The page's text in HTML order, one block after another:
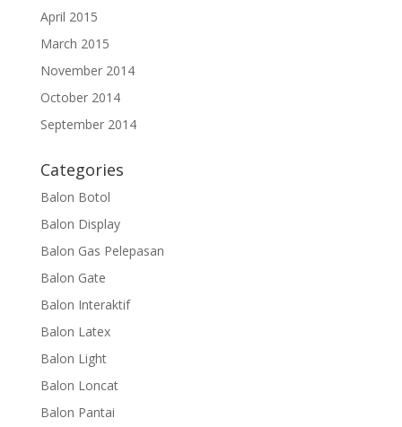
April 2015
March 2015
November 2014
October 2014
September 2014
Categories
Balon Botol
Balon Display
Balon Gas Pelepasan
Balon Gate
Balon Interaktif
Balon Latex
Balon Light
Balon Loncat
Balon Pantai